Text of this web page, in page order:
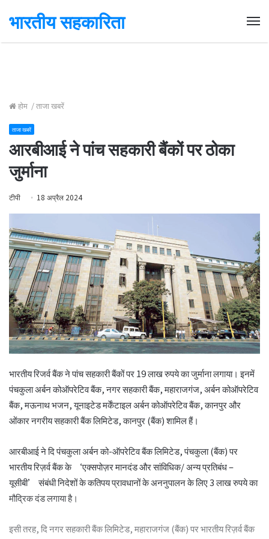
भारतीय सहकारिता
होम /ताजा खबरें
ताजा खबरें
आरबीआई ने पांच सहकारी बैंकों पर ठोका
जुर्माना
टीपी 18 अप्रैल 2024
भारतीय रिजर्व बैंक ने पांच सहकारी बैंकों पर 19 लाख रुपये का जुर्माना लगाया। इनमें
पंचकुला अर्बन कोऑपरेटिव बैंक, नगर सहकारी बैंक, महाराजगंज, अर्बन कोऑपरेटिव
बैंक, मऊनाथ भजन, यूनाइटेड मर्केंटाइल अर्बन कोऑपरेटिव बैंक, कानपुर और
ओंकार नगरीय सहकारी बैंक लिमिटेड, कानपुर (बैंक) शामिल हैं।
आरबीआई ने दि पंचकुला अर्बन को-ऑपरेटिव बैंक लिमिटेड, पंचकुला (बैंक) पर
भारतीय रिज़र्व बैंक के ‘एक्सपोज़र मानदंड और सांविधिक/ अन्य प्रतिबंध –
यूसीबी’ संबंधी निदेशों के कतिपय प्रावधानों के अननुपालन के लिए 3 लाख रुपये का
मौद्रिक दंड लगाया है।
इसी तरह, दि नगर सहकारी बैंक लिमिटेड, महाराजगंज (बैंक) पर भारतीय रिज़र्व बैंक